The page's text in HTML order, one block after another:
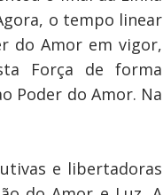
o tempo linear
do Amor em vigor,
Força de forma
Poder do Amor. Na
e libertadoras